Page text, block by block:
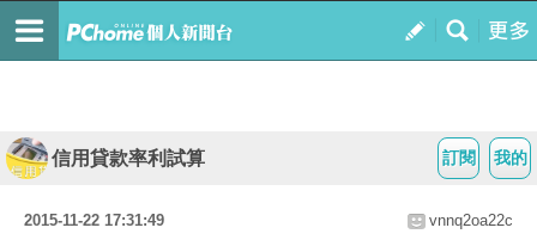
我的
訂閱
信用貸款率利試算
2015-11-22 17:31:49 vnnq2oa22c